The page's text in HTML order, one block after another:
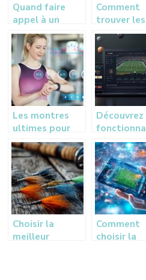
Quand faire
appel à un
expert en
étude
posturale vélo
dynamique 3D
Comment
trouver les
meilleurs
matériels
vélo
Les montres
ultimes pour
dominer tous
vos trails : test
et avis
Découvrez
d’un site
paris
en ligne
Choisir la
meilleur
Comment
choisir la